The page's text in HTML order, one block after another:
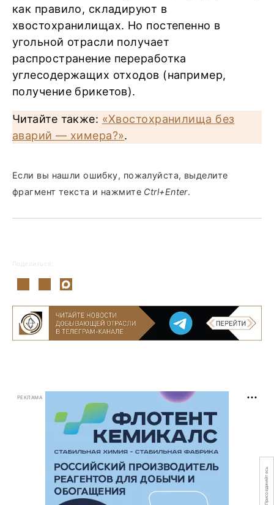
как правило, складируют в
хвостохранилищах. Но постепенно в
угольной отрасли получает
распространение переработка
углесодержащих отходов (например,
получение брикетов).
Читайте также: «Хвостохранилища без
аварий — химера?».
Если вы нашли ошибку, пожалуйста, выделите
фрагмент текста и нажмите Ctrl+Enter.
Поделиться:
РЕКЛАМА
Присоединяйтесь